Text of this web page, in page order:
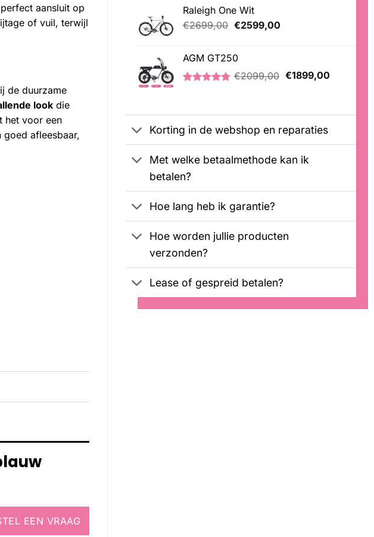
aansluit op
of vuil, terwijl
de duurzame
look die
het voor een
afleesbaar,
EEN VRAAG
€2999,00.
Raleigh One Wit
€2699,00 Oorspronkelijke
€2699,00.
€2599,00Huidige
AGM GT250
klantbeoordelingen
€2099,00 Oorspronkelijke
€1899,00Huidige
Korting in de webshop en reparaties
Met welke betaalmethode kan ik
betalen?
Hoe lang heb ik garantie?
Hoe worden jullie producten
verzonden?
Lease of gespreid betalen?